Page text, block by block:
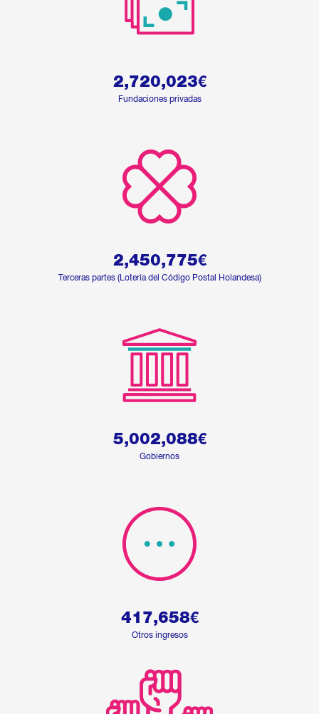
2,720,023€
Fundaciones privadas
2,450,775€
Terceras partes (Lotería del Código Postal Holandesa)
5,002,088€
Gobiernos
417,658€
Otros ingresos